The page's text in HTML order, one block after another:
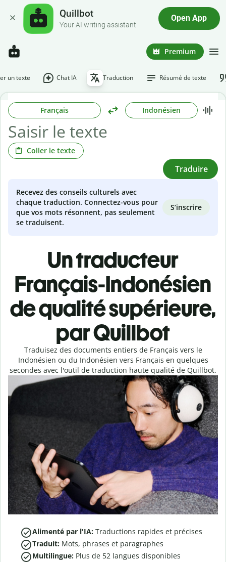
Quillbot
Your AI writing assistant
Open App
Premium
un texte Chat IA Traduction Résumé de texte
Français Indonésien
Coller le texte
Traduire
Recevez des conseils culturels avec
chaque traduction. Connectez-vous pour
que vos mots résonnent, pas seulement
se traduisent.
S’inscrire
Un traducteur
Français-Indonésien
de qualité supérieure,
par Quillbot
Traduisez des documents entiers de Français vers le
Indonésien ou du Indonésien vers Français en quelques
secondes avec l'outil de traduction haute qualité de Quillbot.
Alimenté par l'IA: Traductions rapides et précises
Traduit: Mots, phrases et paragraphes
Multilingue: Plus de 52 langues disponibles